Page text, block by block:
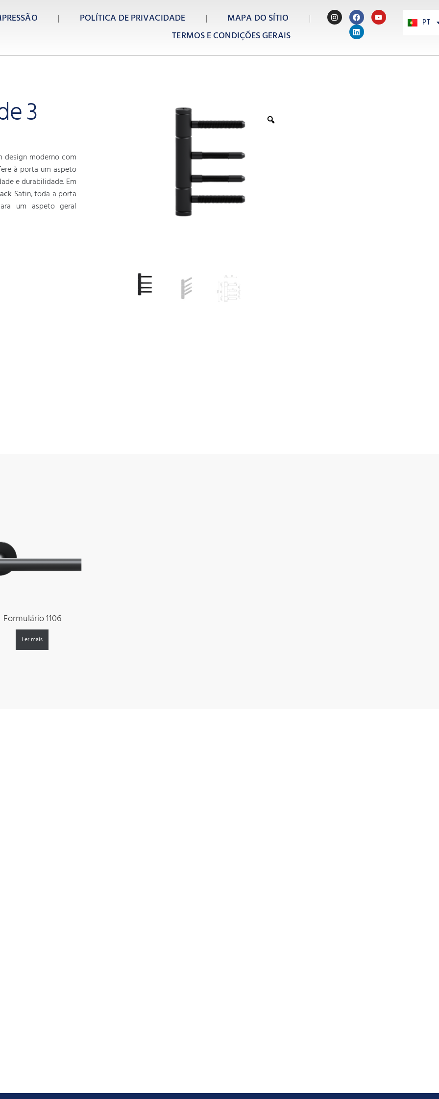
POLÍTICA DE PRIVACIDADE
MAPA DO SÍTIO
TERMOS E CONDIÇÕES GERAIS
PT
PL
3
design moderno com
à porta um aspeto
e durabilidade. Em
Satin, toda a porta
um aspeto geral
Formulário 1106
Ler mais